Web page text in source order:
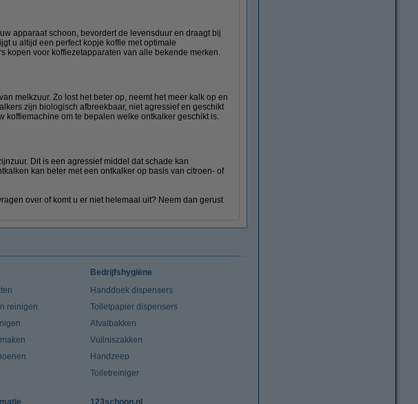
apparaat schoon, bevordert de levensduur en draagt bij
u altijd een perfect kopje koffie met optimale
kopen voor koffiezetapparaten van alle bekende merken.
melkzuur. Zo lost het beter op, neemt het meer kalk op en
zijn biologisch afbreekbaar, niet agressief en geschikt
om te bepalen welke ontkalker geschikt is.
Dit is een agressief middel dat schade kan
kan beter met een ontkalker op basis van citroen- of
over of komt u er niet helemaal uit? Neem dan gerust
reinigen
Bedrijfshygiëne
Handdoek dispensers
Toiletpapier dispensers
Afvalbakken
Vuilniszakken
Handzeep
Toiletreiniger
123schoon.nl